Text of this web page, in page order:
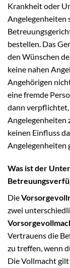
Krankheit oder
Angelegenheiten
bestellen. Das
den Wünschen
keine nahen
Angehörigen
eine fremde
dann verpflichtet,
Angelegenheiten
keinen Einfluss
Angelegenheiten
Was ist der
Die
zwei
Vertrauens die
zu treffen, wenn
Die Vollmacht